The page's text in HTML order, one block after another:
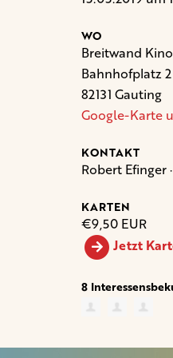
WO
Breitwand Kino
Bahnhofplatz 2
82131 Gauting
Google-Karte
KONTAKT
Robert Efinger ·
KARTEN
€9,50 EUR
Jetzt
8